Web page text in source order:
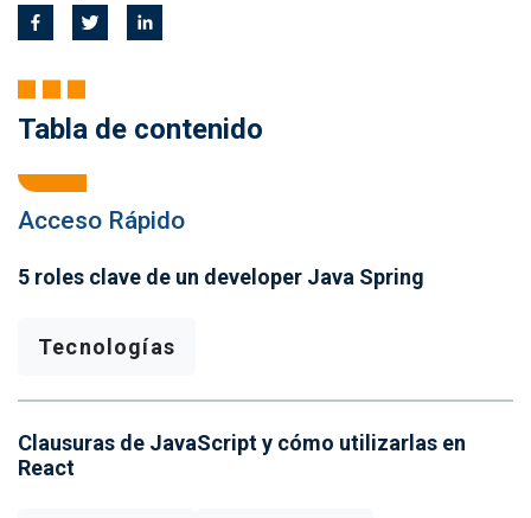
Tabla de contenido
Acceso Rápido
5 roles clave de un developer Java Spring
Tecnologías
Clausuras de JavaScript y cómo utilizarlas en
React